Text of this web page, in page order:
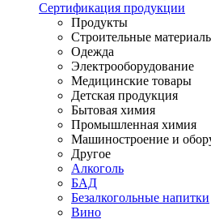
Сертификация продукции
Продукты
Строительные
Одежда
Электрооборудование
Медицинские товары
Детская продукция
Бытовая химия
Промышленная химия
Машиностроение и
Другое
Алкоголь
БАД
Безалкогольные напитки
Вино